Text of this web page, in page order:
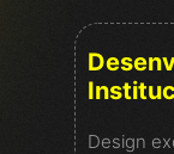
Design